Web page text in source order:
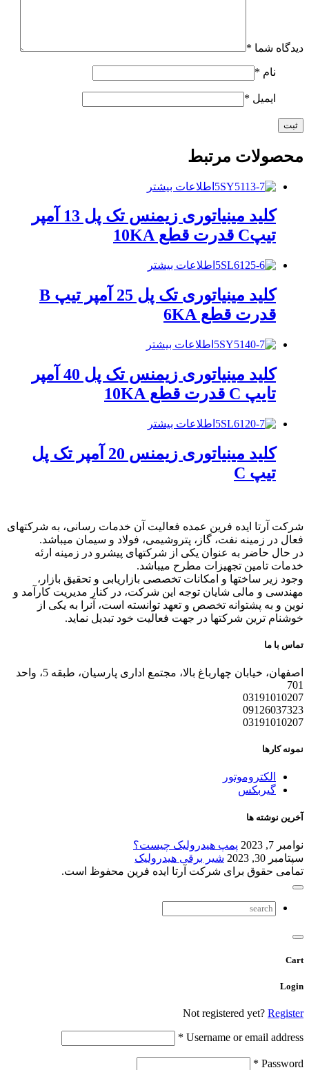
دیدگاه شما *
نام *
ایمیل *
محصولات مرتبط
اطلاعات بیشتر
کلید مینیاتوری زیمنس تک پل 13 آمپر
تیپC قدرت قطع 10KA
اطلاعات بیشتر
کلید مینیاتوری تک پل 25 آمپر تیپ B
قدرت قطع 6KA
اطلاعات بیشتر
کلید مینیاتوری زیمنس تک پل 40 آمپر
تایپ C قدرت قطع 10KA
اطلاعات بیشتر
کلید مینیاتوری زیمنس 20 آمپر تک پل
تیپ C
شرکت آرتا ایده فرین عمده فعالیت آن خدمات رسانی، به شرکتهای
فعال در زمینه نفت، گاز، پتروشیمی، فولاد و سیمان میباشد.
در حال حاضر به عنوان یکی از شرکتهای پیشرو در زمینه ارئه
خدمات تامین تجهیزات مطرح میباشد.
وجود زیر ساختها و امکانات تخصصی بازاریابی و تحقیق بازار،
مهندسی و مالی شایان توجه این شرکت، در کنار مدیریت کارآمد و
نوین و به پشتوانه تخصص و تعهد توانسته است، آنرا به یکی از
خوشنام ترین شرکتها در جهت فعالیت خود تبدیل نماید.
تماس با ما
اصفهان، خیابان چهارباغ بالا، مجتمع اداری پارسیان، طبقه 5، واحد
701
03191010207
09126037323
03191010207
نمونه کارها
الکتروموتور
گیربکس
آخرین نوشته ها
نوامبر 7, 2023
پمپ هیدرولیک چیست؟
سپتامبر 30, 2023
شیر برقی هیدرولیک
تمامی حقوق برای شرکت آرتا ایده فرین محفوظ است.
Cart
Login
Not registered yet? Register
Username or email address
*
Password
*